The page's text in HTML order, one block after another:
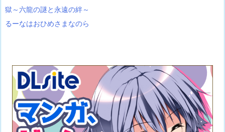
獄～六龍の謎と永遠の絆～
るーなはおひめさまなのら